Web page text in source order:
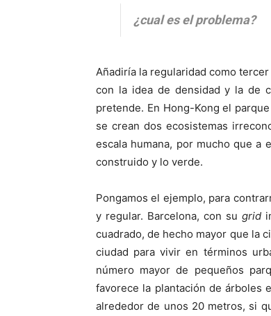
¿cual es el problema?
Añadiría la regularidad como
con la idea de densidad y la de
pretende. En Hong-Kong el
se crean dos ecosistemas
escala humana, por mucho que a
construido y lo verde.
Pongamos el ejemplo, para
y regular. Barcelona, con su grid
cuadrado, de hecho mayor que la
ciudad para vivir en términos
número mayor de pequeños
favorece la plantación de árboles
alrededor de unos 20 metros, si